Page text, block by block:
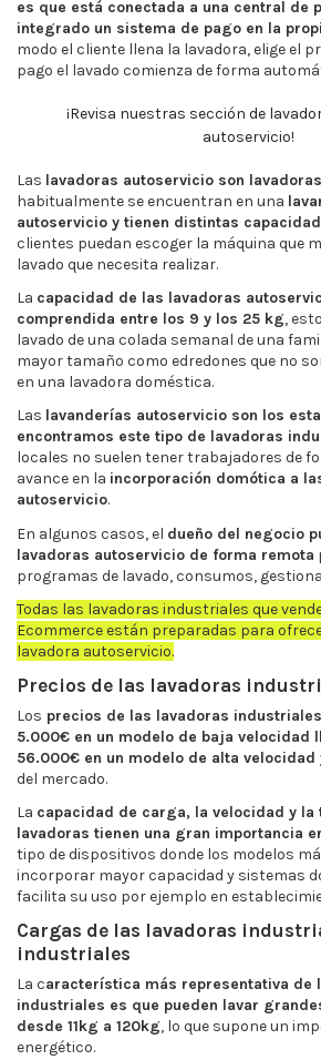
es que está conectada a una central de
integrado un sistema de pago en la
modo el cliente llena la lavadora, elige el
pago el lavado comienza de forma
¡Revisa nuestras sección de
autoservicio!
Las lavadoras autoservicio son
habitualmente se encuentran en una
autoservicio y tienen distintas
clientes puedan escoger la máquina que
lavado que necesita realizar.
La capacidad de las lavadoras
comprendida entre los 9 y los 25 kg,
lavado de una colada semanal de una
mayor tamaño como edredones que no
en una lavadora doméstica.
Las lavanderías autoservicio son los
encontramos este tipo de lavadoras
locales no suelen tener trabajadores de
avance en la incorporación domótica a
autoservicio.
En algunos casos, el dueño del negocio
lavadoras autoservicio de forma remota
programas de lavado, consumos,
Todas las lavadoras industriales que
Ecommerce están preparadas para
lavadora autoservicio.
Precios de las lavadoras
Los precios de las lavadoras
5.000€ en un modelo de baja velocidad
56.000€ en un modelo de alta velocidad
del mercado.
La capacidad de carga, la velocidad y la
lavadoras tienen una gran importancia
tipo de dispositivos donde los modelos
incorporar mayor capacidad y sistemas
facilita su uso por ejemplo en
Cargas de las lavadoras
industriales
La característica más representativa de
industriales es que pueden lavar
desde 11kg a 120kg, lo que supone un
energético.